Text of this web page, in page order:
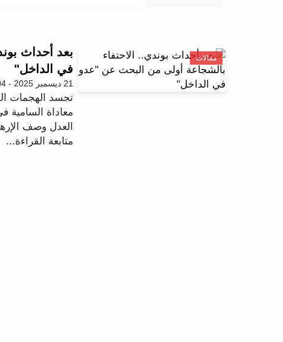
مقالات
بعد أحداث
في الداخل"
21 ديسمبر 2025 - 12:04
تجسد الهجمات
معاداة
العدل وصف
متابعة القراءة...